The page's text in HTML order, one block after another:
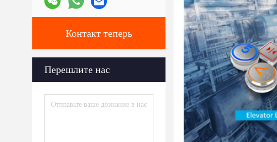
Контакт теперь
Перешлите нас